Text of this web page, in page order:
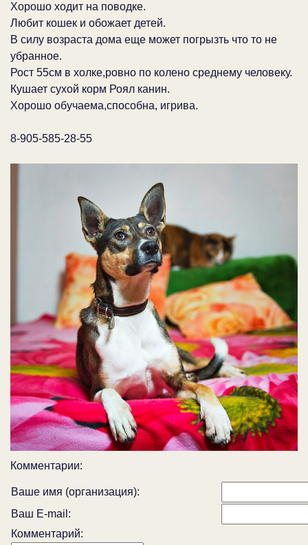
Хорошо ходит на поводке.
Любит кошек и обожает детей.
В силу возраста дома еще может погрызть что то не
убранное.
Рост 55см в холке,ровно по колено среднему человеку.
Кушает сухой корм Роял канин.
Хорошо обучаема,способна, игрива.
8-905-585-28-55
Комментарии:
Ваше имя (организация):
Ваш E-mail:
Комментарий: